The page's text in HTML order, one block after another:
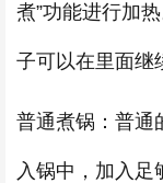
煮”功能进行加
子可以在里面继
普通煮锅：普通
入锅中，加入足